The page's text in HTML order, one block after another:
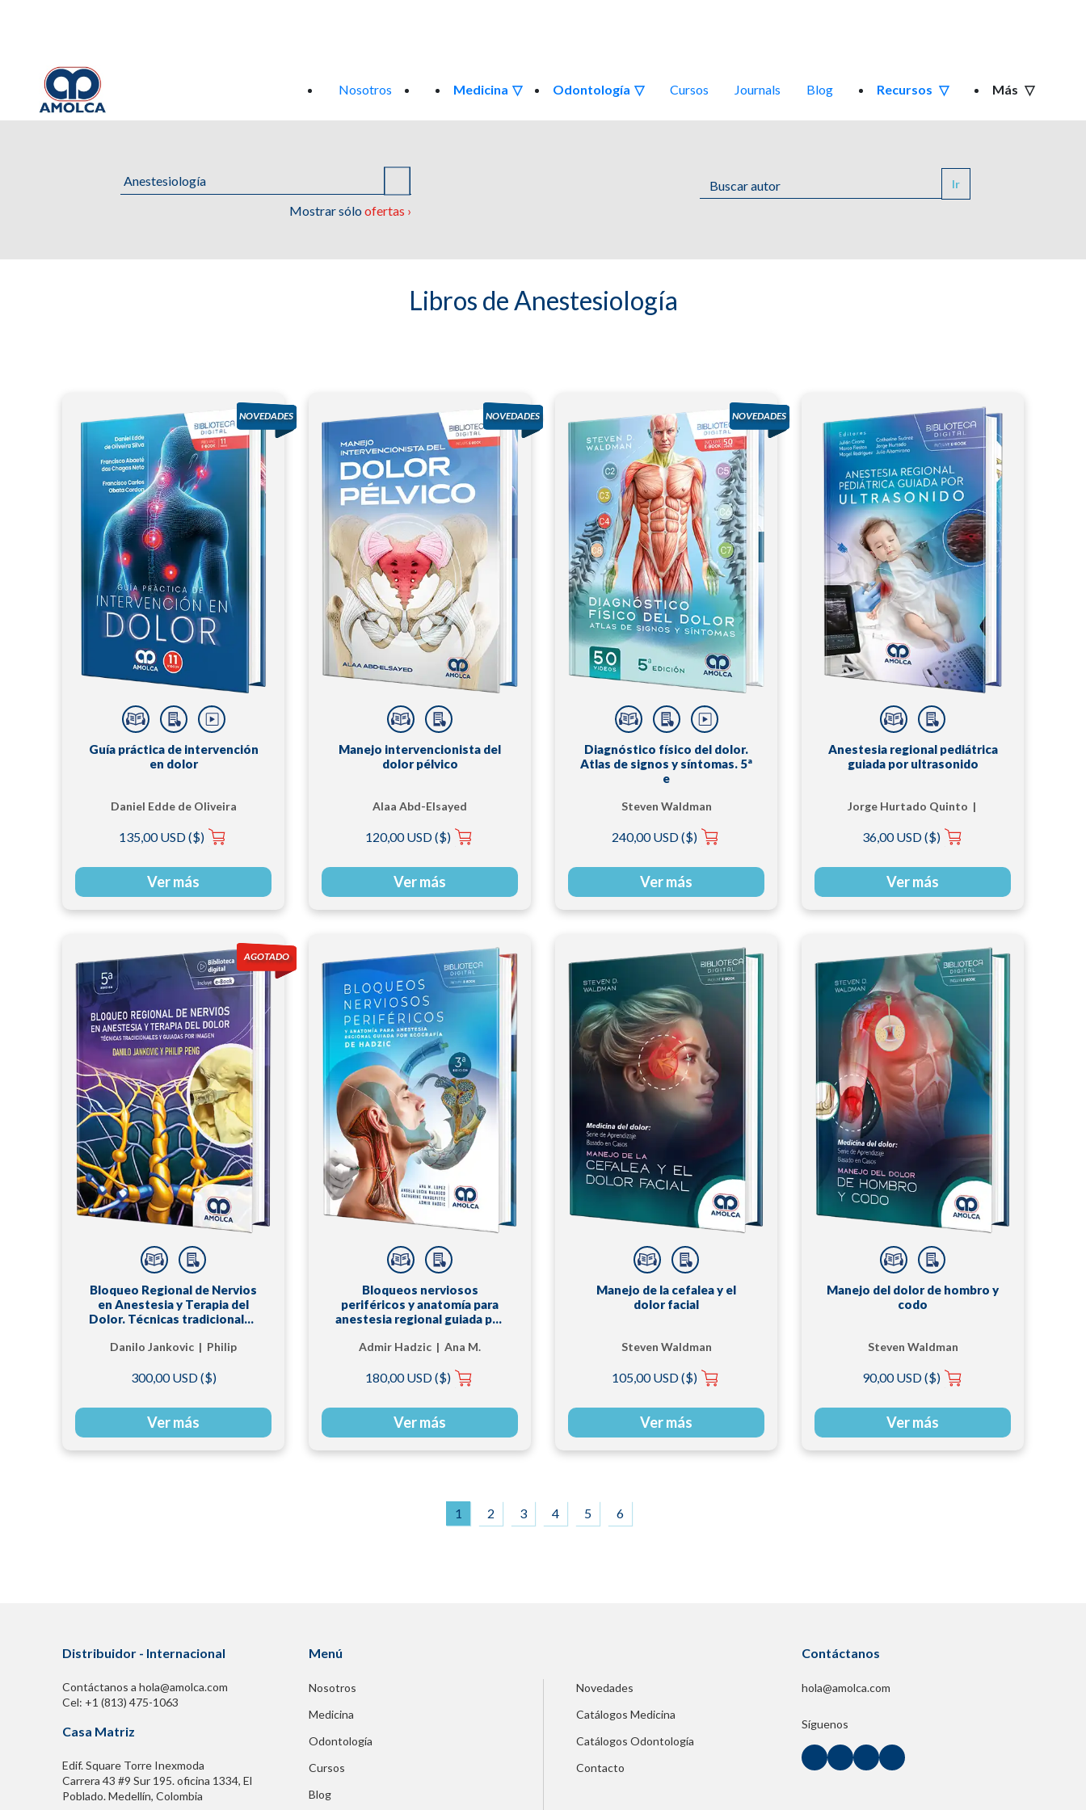
Nosotros Medicina Odontología Cursos Journals Blog Recursos Más
Mostrar sólo ofertas ›
Ir
Libros de Anestesiología
Guía práctica de intervención
en dolor
Daniel Edde de Oliveira
das Chagas Neto |
Cordon
135,00 USD ($)
Ver más
Manejo intervencionista del
dolor pélvico
Alaa Abd-Elsayed
120,00 USD ($)
Ver más
Diagnóstico físico del dolor.
Atlas de signos y síntomas. 5ª
e
Steven Waldman
240,00 USD ($)
Ver más
Anestesia regional pediátrica
guiada por ultrasonido
Jorge Hurtado Quinto |
36,00 USD ($)
Ver más
Bloqueo Regional de Nervios
en Anestesia y Terapia del
Dolor. Técnicas tradicionales
Danilo Jankovic | Philip
300,00 USD ($)
Ver más
Bloqueos nerviosos
periféricos y anatomía para
anestesia regional guiada por
Admir Hadzic | Ana M.
Balocco
180,00 USD ($)
Ver más
Manejo de la cefalea y el
dolor facial
Steven Waldman
105,00 USD ($)
Ver más
Manejo del dolor de hombro y
codo
Steven Waldman
90,00 USD ($)
Ver más
1 2 3 4 5 6
Distribuidor - Internacional
Contáctanos a hola@amolca.com
Cel: +1 (813) 475-1063
Casa Matriz
Edif. Square Torre Inexmoda
Carrera 43 #9 Sur 195. oficina 1334, El
Poblado. Medellín, Colombia
Menú
Nosotros
Medicina
Odontología
Cursos
Blog
Novedades
Catálogos Medicina
Catálogos Odontología
Contacto
Contáctanos
hola@amolca.com
Síguenos